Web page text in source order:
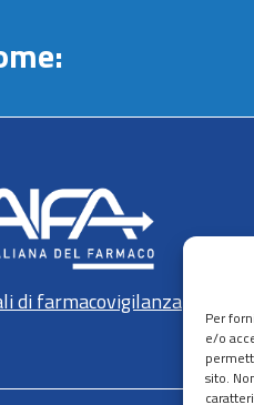
Per
e/o
sito.
di farmacovigilanzagestiti